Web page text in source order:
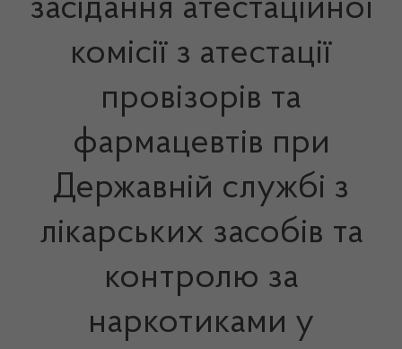
засідання атестаційної
комісії з атестації
провізорів та
фармацевтів при
Державній службі з
лікарських засобів та
контролю за
наркотиками у